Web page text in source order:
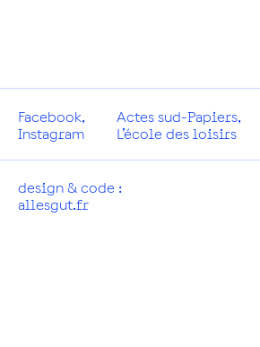
Facebook,
Instagram
Actes sud-Papiers,
L’école des loisirs
design & code :
allesgut.fr